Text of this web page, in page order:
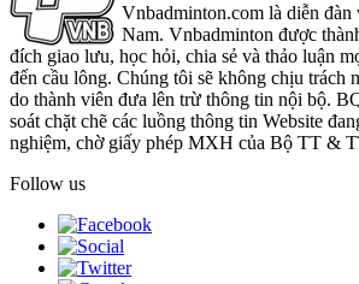
Vnbadminton.com là diễn
Nam. Vnbadminton được
đích giao lưu, học hỏi, chia sẻ và thảo luận
đến cầu lông. Chúng tôi sẽ không chịu trách
do thành viên đưa lên trừ thông tin nội bộ.
soát chặt chẽ các luồng thông tin Website
nghiệm, chờ giấy phép MXH của Bộ TT &
Follow us